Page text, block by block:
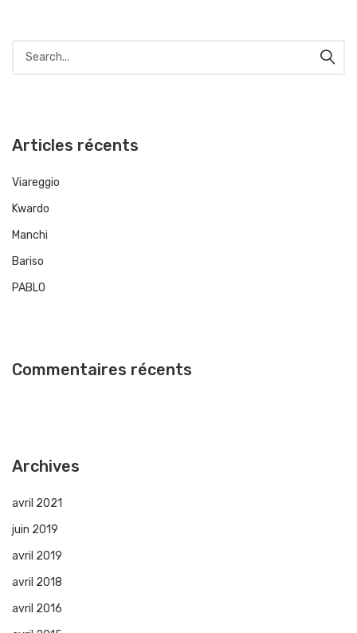
Articles récents
Viareggio
Kwardo
Manchi
Bariso
PABLO
Commentaires récents
Archives
avril 2021
juin 2019
avril 2019
avril 2018
avril 2016